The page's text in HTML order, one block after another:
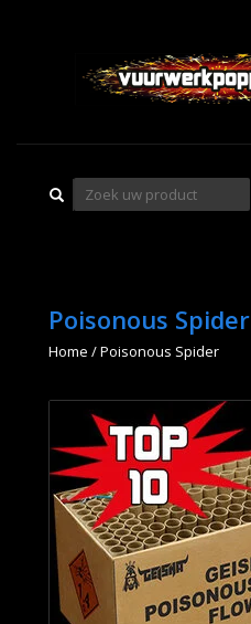
Poisonous Spider
Home /Poisonous Spider